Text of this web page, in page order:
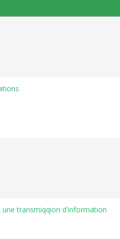
une transmiqqion d'information